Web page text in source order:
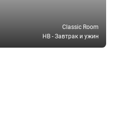
Classic Room
HB - Завтрак и ужин